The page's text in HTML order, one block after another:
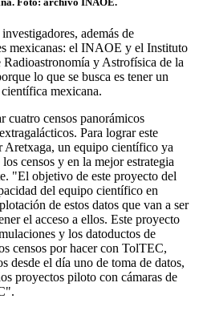
además de
mexicanas: el INAOE y el Instituto
y Astrofísica de la
lo que se busca es tener un
mexicana.
cuatro censos panorámicos
Para lograr este
un equipo científico ya
censos y en la mejor estrategia
"El objetivo de este proyecto del
del equipo científico en
de estos datos que van a ser
el acceso a ellos. Este proyecto
y los datoductos de
censos por hacer con TolTEC,
desde el día uno de toma de datos,
proyectos piloto con cámaras de